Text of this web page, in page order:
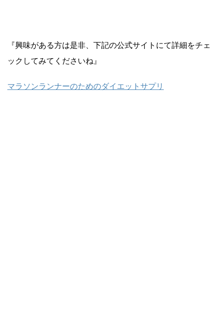
『興味がある方は是非、下記の公式サイトにて詳細をチェ
ックしてみてくださいね』
マラソンランナーのためのダイエットサプリ